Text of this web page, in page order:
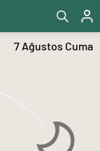
7 Ağustos Cuma